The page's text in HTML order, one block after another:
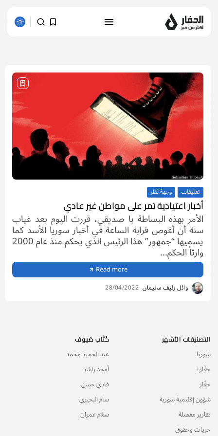
تعليقات وجهة نظر
أخبار اعتيادية تمر على مواطن غير عادي
الأمر بهذه البساطة يا صديقي، قررت اليوم بعد غياب
سنة أن أغوص قرابة الساعة في أخبار سوريا الأسد كما
يسميها “جمهور” هذا الرئيس الذي يحكم منذ عام 2000
وارثاً الحكم...
Read more
وائل رئيف سليمان 28/04/2022
التصنيفات الأشهر
سوريا
حفّار+
حفّار
شؤون إقليمية سورية
تقارير مفصلة
حريات وحقوق
كُتّاب ضيوف
عبد الحميد محمد
أمجد راشد
فادي حسن
سام البحيري
سلام عمران